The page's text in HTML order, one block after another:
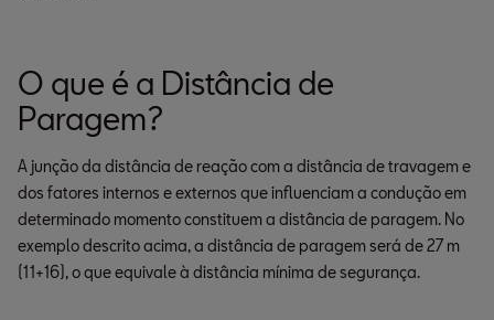
O que é a Distância de
Paragem?
A junção da distância de reação com a distância de travagem e
dos fatores internos e externos que influenciam a condução em
determinado momento constituem a distância de paragem. No
exemplo descrito acima, a distância de paragem será de 27 m
(11+16), o que equivale à distância mínima de segurança.